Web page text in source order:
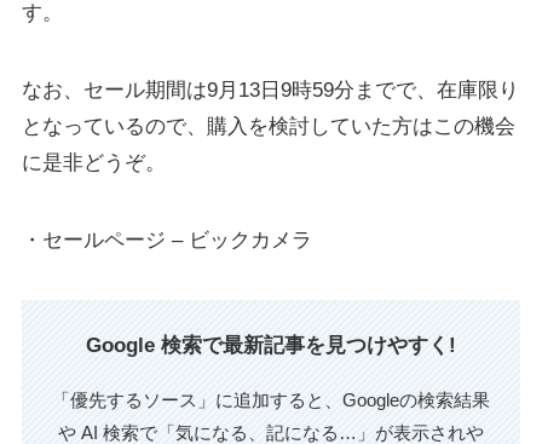
す。
なお、セール期間は9月13日9時59分までで、在庫限り
となっているので、購入を検討していた方はこの機会
に是非どうぞ。
・セールページ – ビックカメラ
Google 検索で最新記事を見つけやすく!
「優先するソース」に追加すると、Googleの検索結果
や AI 検索で「気になる、記になる…」が表示されや